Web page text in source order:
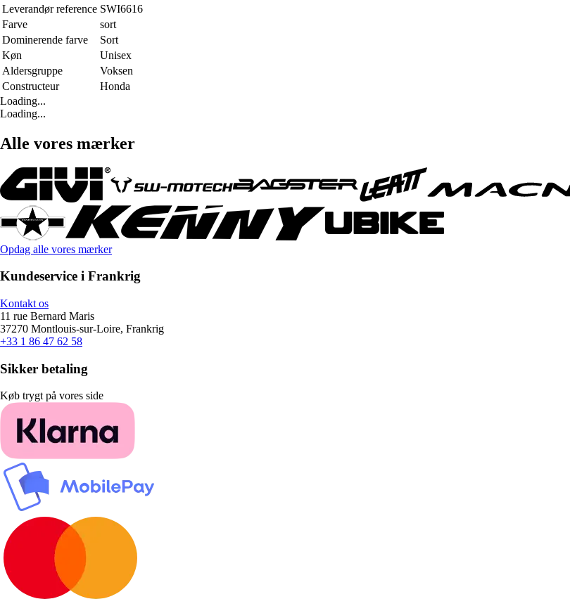
Leverandør reference SWI6616
Farve
sort
Dominerende farve
Sort
Køn
Unisex
Aldersgruppe
Voksen
Constructeur
Honda
Loading...
Loading...
Alle vores mærker
Opdag alle vores mærker
Kundeservice i Frankrig
Kontakt os
11 rue Bernard Maris
37270 Montlouis-sur-Loire, Frankrig
+33 1 86 47 62 58
Sikker betaling
Køb trygt på vores side